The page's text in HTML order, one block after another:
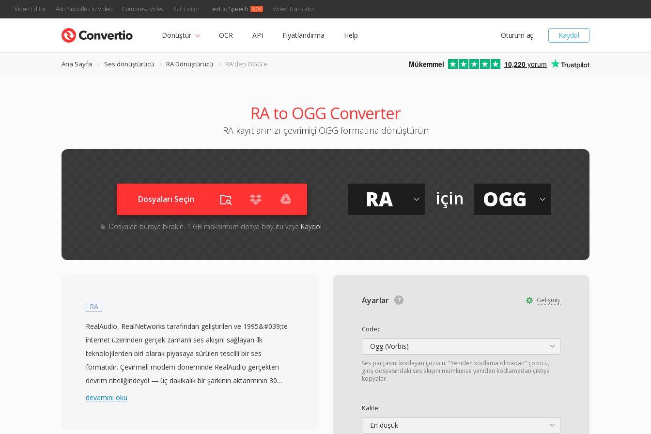
Video Editor Add Subtitles to Video Compress Video GIF Editor Text to Speech Video Translator
Kaydol
Oturum aç
Dönüştür OCR API Fiyatlandırma Help
Ana Sayfa Ses dönüştürücü RA Dönüştürücü RA'den OGG'e Mükemmel 10,220 yorum
RA to OGG Converter
RA kayıtlarınızı çevrimiçi OGG formatına dönüştürün
Dosyaları Seçin
Dosyaları buraya bırakın. 1 GB maksimum dosya boyutu veya Kaydol
RA için OGG
Gelişmiş
Ayarlar
Codec:
Ogg (Vorbis)
Ses parçasını kodlayan çözücü. "Yeniden kodlama olmadan" çözücü,
giriş dosyasındaki ses akışını mümkünse yeniden kodlamadan çıktıya
kopyalar.
Kalite:
En düşük
RA
RealAudio, RealNetworks tarafından geliştirilen ve 1995&#039;te
i̇nternet üzerinden gerçek zamanlı ses akışını sağlayan i̇lk
teknolojilerden biri olarak piyasaya sürülen tescilli bir ses
formatıdır. Çevirmeli modem döneminde RealAudio gerçekten
devrim niteliğindeydi — üç dakikalık bir şarkının aktarımının 30
dakika sürebildiği bir zamanda kullanıcıların dosyanın tamamını
devamını oku